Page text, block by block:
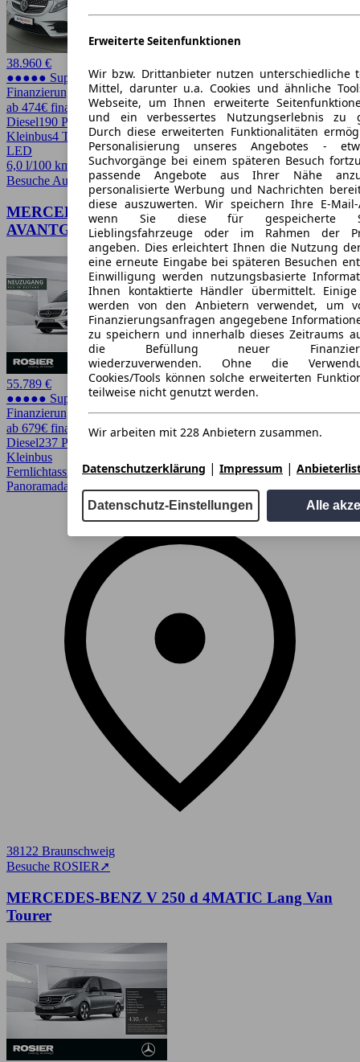
Erweiterte Seitenfunktionen
Wir bzw. Drittanbieter nutzen unterschiedliche
Mittel, darunter u.a. Cookies und ähnliche
Webseite, um Ihnen erweiterte
und ein verbessertes Nutzungserlebnis zu
Durch diese erweiterten Funktionalitäten
Personalisierung unseres Angebotes -
Suchvorgänge bei einem späteren Besuch
passende Angebote aus Ihrer Nähe
personalisierte Werbung und Nachrichten
diese auszuwerten. Wir speichern Ihre E-Mail-
wenn Sie diese für gespeicherte
Lieblingsfahrzeuge oder im Rahmen der
angeben. Dies erleichtert Ihnen die Nutzung
eine erneute Eingabe bei späteren Besuchen
Einwilligung werden nutzungsbasierte
Ihnen kontaktierte Händler übermittelt. Einige
werden von den Anbietern verwendet, um
Finanzierungsanfragen angegebene
zu speichern und innerhalb dieses Zeitraums
die Befüllung neuer
wiederzuverwenden. Ohne die
Cookies/Tools können solche erweiterten
teilweise nicht genutzt werden.
Wir arbeiten mit 228 Anbietern zusammen.
Datenschutzerklärung | Impressum |
Datenschutz-Einstellungen Alle
38.960 €
●●●●● Super Preis
Finanzierung möglich
ab 474€ finanzieren ↗
Diesel190 PS (140 kW)111.545 kmEZ -/2019AutomatikVan /
Kleinbus4 Türen
LED
6,0 l/100 km (komb.)* · 216 g/km CO2*
Besuche Autohero➚
MERCEDES-BENZ V 300 d 4MATIC
AVANTGARDE Lang AMG
55.789 €
●●●●● Super Preis
Finanzierung möglich
ab 679€ finanzieren ↗
Diesel237 PS (174 kW)
Kleinbus
Fernlichtassistent, Garantie, Kurvenlicht, LED, LED Scheinwerfer,
Panoramadach, Spurhalteassistent, Totwinkel-Assistent
38122 Braunschweig
Besuche ROSIER➚
MERCEDES-BENZ V 250 d 4MATIC Lang Van
Tourer